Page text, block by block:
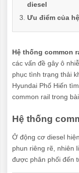
diesel
Ưu điểm của
Hệ thống common
các vấn đề gây ô
phục tình trạng thải
Hyundai Phố Hiến
common rail trong
Hệ thống
Ở động cơ diesel
phun riêng rẽ, nhiên
được phân phối đến